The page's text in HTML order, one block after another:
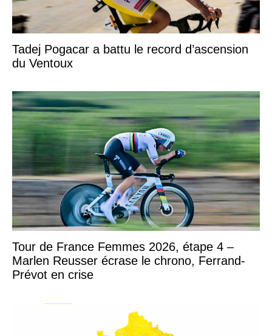
Tadej Pogacar a battu le record d’ascension
du Ventoux
Tour de France Femmes 2026, étape 4 –
Marlen Reusser écrase le chrono, Ferrand-
Prévot en crise